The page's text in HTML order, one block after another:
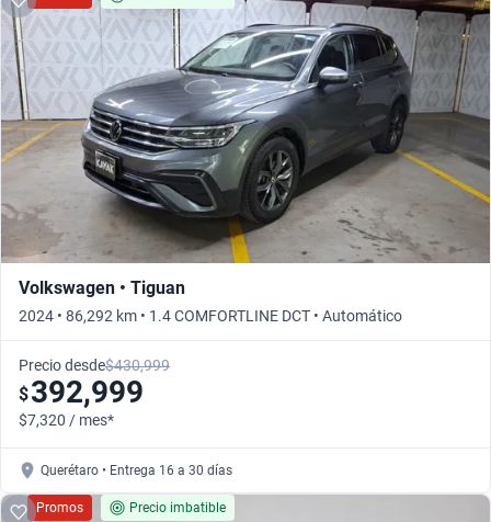
Volkswagen • Tiguan
2024 • 86,292 km • 1.4 COMFORTLINE DCT • Automático
Precio desde$430,999
$392,999
$7,320 / mes*
Querétaro • Entrega 16 a 30 días
Promos Precio imbatible